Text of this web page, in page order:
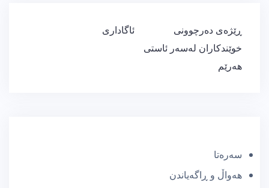
ڕێدۆزیی
بابەت
ئاگاداری
ڕێژەی دەرچوونی
خوێندکاران لەسەر ئاستی
هەرێم
سەرەتا
هەواڵ و ڕاگەیاندن